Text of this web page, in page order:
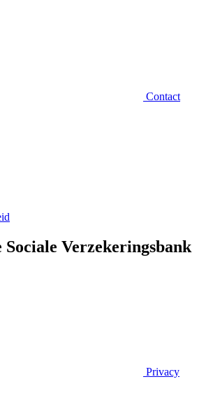
Contact
Verzekeringsbank
Privacy